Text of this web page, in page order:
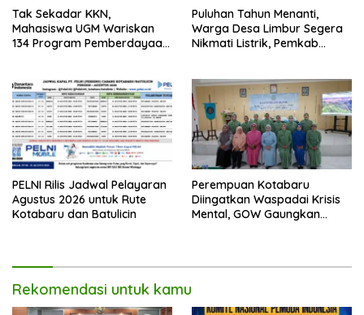
Tak Sekadar KKN,
Mahasiswa UGM Wariskan
134 Program Pemberdayaan
Puluhan Tahun Menanti,
Warga Desa Limbur Segera
Nikmati Listrik, Pemkab
PELNI Rilis Jadwal Pelayaran
Agustus 2026 untuk Rute
Kotabaru dan Batulicin
Perempuan Kotabaru
Diingatkan Waspadai Krisis
Mental, GOW Gaungkan
Rekomendasi untuk kamu